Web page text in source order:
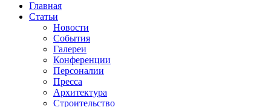
Главная
Статьи
Новости
События
Галереи
Конференции
Персоналии
Пресса
Архитектура
Строительство